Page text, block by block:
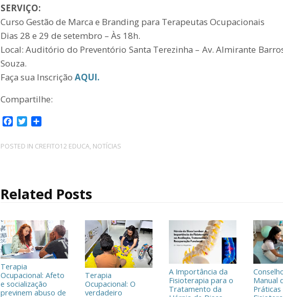
SERVIÇO:
Curso Gestão de Marca e Branding para Terapeutas Ocupacionais
Dias 28 e 29 de setembro – Às 18h.
Local: Auditório do Preventório Santa Terezinha – Av. Almirante
Souza.
Faça sua Inscrição AQUI.
Compartilhe:
c
e
k
i
t
m
p
i
a
r
POSTED IN CREFITO12 EDUCA, NOTÍCIAS
Related Posts
Terapia
Ocupacional: Afeto
e socialização
previnem abuso de
Terapia
Ocupacional: O
verdadeiro
A Importância da
Fisioterapia para o
Tratamento da
Manual
Práticas